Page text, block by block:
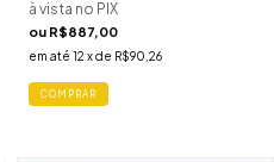
à vista no PIX
ou R$887,00
em até 12 x de R$90,26